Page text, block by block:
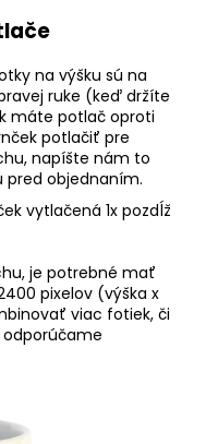
na výšku sú na
ruke (keď držíte
máte potlač oproti
potlačiť pre
napíšte nám to
pred objednaním.
vytlačená 1x pozdĺž
je potrebné mať
pixelov (výška x
viac fotiek, či